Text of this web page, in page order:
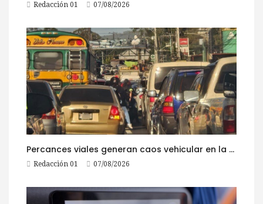
Redacción 01 07/08/2026
Percances viales generan caos vehicular en la ruta al Pacífico este viernes
Redacción 01 07/08/2026